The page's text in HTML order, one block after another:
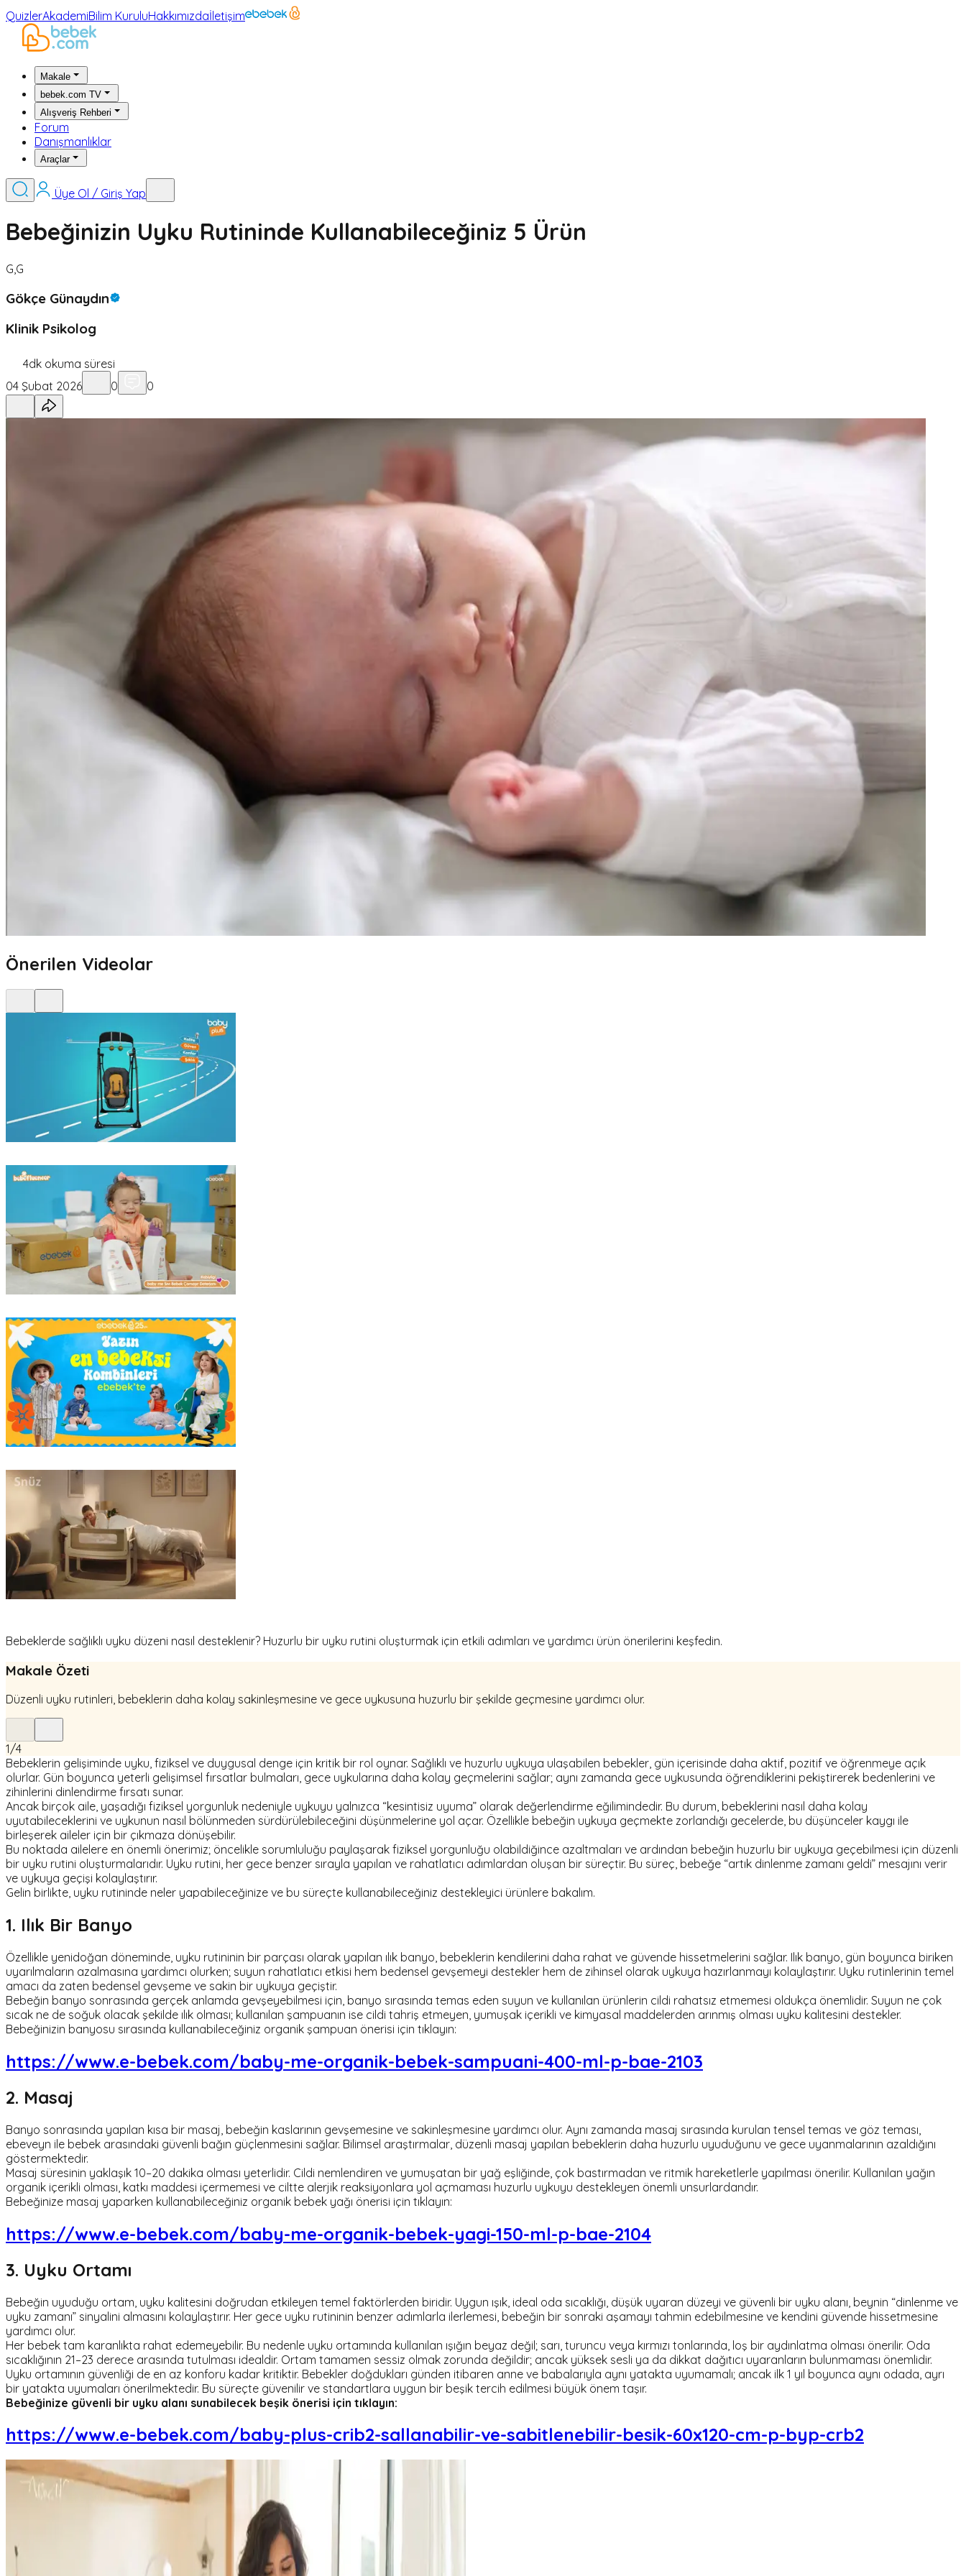
QuizlerAkademiBilim KuruluHakkımızdaİletişim
Makale
bebek.com TV
Alışveriş Rehberi
Forum
Danışmanlıklar
Araçlar
Üye Ol / Giriş Yap
Bebeğinizin Uyku Rutininde Kullanabileceğiniz 5 Ürün
G,G
Gökçe Günaydın
Klinik Psikolog
4dk okuma süresi
04 Şubat 2026
0 0
Önerilen Videolar
Bebeklerde sağlıklı uyku düzeni nasıl desteklenir? Huzurlu bir uyku rutini oluşturmak için etkili adımları ve yardımcı ürün önerilerini keşfedin.
Makale Özeti
Düzenli uyku rutinleri, bebeklerin daha kolay sakinleşmesine ve gece uykusuna huzurlu bir şekilde geçmesine yardımcı olur.
1/4
Bebeklerin gelişiminde uyku, fiziksel ve duygusal denge için kritik bir rol oynar. Sağlıklı ve huzurlu uykuya ulaşabilen bebekler, gün içerisinde daha aktif, pozitif ve öğrenmeye açık
olurlar. Gün boyunca yeterli gelişimsel fırsatlar bulmaları, gece uykularına daha kolay geçmelerini sağlar; aynı zamanda gece uykusunda öğrendiklerini pekiştirerek bedenlerini ve
zihinlerini dinlendirme fırsatı sunar.
Ancak birçok aile, yaşadığı fiziksel yorgunluk nedeniyle uykuyu yalnızca “kesintisiz uyuma” olarak değerlendirme eğilimindedir. Bu durum, bebeklerini nasıl daha kolay
uyutabileceklerini ve uykunun nasıl bölünmeden sürdürülebileceğini düşünmelerine yol açar. Özellikle bebeğin uykuya geçmekte zorlandığı gecelerde, bu düşünceler kaygı ile
birleşerek aileler için bir çıkmaza dönüşebilir.
Bu noktada ailelere en önemli önerimiz; öncelikle sorumluluğu paylaşarak fiziksel yorgunluğu olabildiğince azaltmaları ve ardından bebeğin huzurlu bir uykuya geçebilmesi için düzenli
bir uyku rutini oluşturmalarıdır. Uyku rutini, her gece benzer sırayla yapılan ve rahatlatıcı adımlardan oluşan bir süreçtir. Bu süreç, bebeğe “artık dinlenme zamanı geldi” mesajını verir
ve uykuya geçişi kolaylaştırır.
Gelin birlikte, uyku rutininde neler yapabileceğinize ve bu süreçte kullanabileceğiniz destekleyici ürünlere bakalım.
1. Ilık Bir Banyo
Özellikle yenidoğan döneminde, uyku rutininin bir parçası olarak yapılan ılık banyo, bebeklerin kendilerini daha rahat ve güvende hissetmelerini sağlar. Ilık banyo, gün boyunca biriken
uyarılmaların azalmasına yardımcı olurken; suyun rahatlatıcı etkisi hem bedensel gevşemeyi destekler hem de zihinsel olarak uykuya hazırlanmayı kolaylaştırır. Uyku rutinlerinin temel
amacı da zaten bedensel gevşeme ve sakin bir uykuya geçiştir.
Bebeğin banyo sonrasında gerçek anlamda gevşeyebilmesi için, banyo sırasında temas eden suyun ve kullanılan ürünlerin cildi rahatsız etmemesi oldukça önemlidir. Suyun ne çok
sıcak ne de soğuk olacak şekilde ılık olması; kullanılan şampuanın ise cildi tahriş etmeyen, yumuşak içerikli ve kimyasal maddelerden arınmış olması uyku kalitesini destekler.
Bebeğinizin banyosu sırasında kullanabileceğiniz organik şampuan önerisi için tıklayın:
https://www.e-bebek.com/baby-me-organik-bebek-sampuani-400-ml-p-bae-2103
2. Masaj
Banyo sonrasında yapılan kısa bir masaj, bebeğin kaslarının gevşemesine ve sakinleşmesine yardımcı olur. Aynı zamanda masaj sırasında kurulan tensel temas ve göz teması,
ebeveyn ile bebek arasındaki güvenli bağın güçlenmesini sağlar. Bilimsel araştırmalar, düzenli masaj yapılan bebeklerin daha huzurlu uyuduğunu ve gece uyanmalarının azaldığını
göstermektedir.
Masaj süresinin yaklaşık 10–20 dakika olması yeterlidir. Cildi nemlendiren ve yumuşatan bir yağ eşliğinde, çok bastırmadan ve ritmik hareketlerle yapılması önerilir. Kullanılan yağın
organik içerikli olması, katkı maddesi içermemesi ve ciltte alerjik reaksiyonlara yol açmaması huzurlu uykuyu destekleyen önemli unsurlardandır.
Bebeğinize masaj yaparken kullanabileceğiniz organik bebek yağı önerisi için tıklayın:
https://www.e-bebek.com/baby-me-organik-bebek-yagi-150-ml-p-bae-2104
3. Uyku Ortamı
Bebeğin uyuduğu ortam, uyku kalitesini doğrudan etkileyen temel faktörlerden biridir. Uygun ışık, ideal oda sıcaklığı, düşük uyaran düzeyi ve güvenli bir uyku alanı, beynin “dinlenme ve
uyku zamanı” sinyalini almasını kolaylaştırır. Her gece uyku rutininin benzer adımlarla ilerlemesi, bebeğin bir sonraki aşamayı tahmin edebilmesine ve kendini güvende hissetmesine
yardımcı olur.
Her bebek tam karanlıkta rahat edemeyebilir. Bu nedenle uyku ortamında kullanılan ışığın beyaz değil; sarı, turuncu veya kırmızı tonlarında, loş bir aydınlatma olması önerilir. Oda
sıcaklığının 21–23 derece arasında tutulması idealdir. Ortam tamamen sessiz olmak zorunda değildir; ancak yüksek sesli ya da dikkat dağıtıcı uyaranların bulunmaması önemlidir.
Uyku ortamının güvenliği de en az konforu kadar kritiktir. Bebekler doğdukları günden itibaren anne ve babalarıyla aynı yatakta uyumamalı; ancak ilk 1 yıl boyunca aynı odada, ayrı
bir yatakta uyumaları önerilmektedir. Bu süreçte güvenilir ve standartlara uygun bir beşik tercih edilmesi büyük önem taşır.
Bebeğinize güvenli bir uyku alanı sunabilecek beşik önerisi için tıklayın:
https://www.e-bebek.com/baby-plus-crib2-sallanabilir-ve-sabitlenebilir-besik-60x120-cm-p-byp-crb2